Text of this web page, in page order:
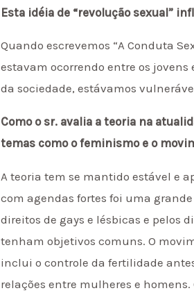
Esta idéia de “revolução sexual”
Quando escrevemos “A Conduta
estavam ocorrendo entre os
da sociedade, estávamos
Como o sr. avalia a teoria na
temas como o feminismo e o
A teoria tem se mantido estável e
com agendas fortes foi uma
direitos de gays e lésbicas e pelos
tenham objetivos comuns. O
inclui o controle da fertilidade
relações entre mulheres e